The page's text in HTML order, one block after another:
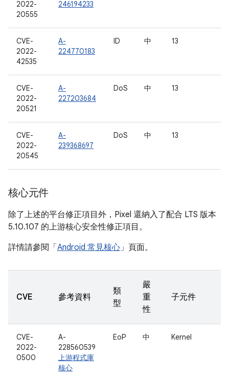
2022-
20555
246194233
CVE-
2022-
42535
A-
224770183
ID 中 13
CVE-
2022-
20521
A-
227203684
DoS 中 13
CVE-
2022-
20545
A-
239368697
DoS 中 13
核心元件
除了上述的平台修正項目外，Pixel 還納入了配合 LTS 版本
5.10.107 的上游核心安全性修正項目。
詳情請參閱「 Android 常見核心」頁面。
CVE 參考資料
類
型
嚴
重
性
子元件
CVE-
2022-
0500
A-
228560539
上游程式庫
核心
EoP 中 Kernel